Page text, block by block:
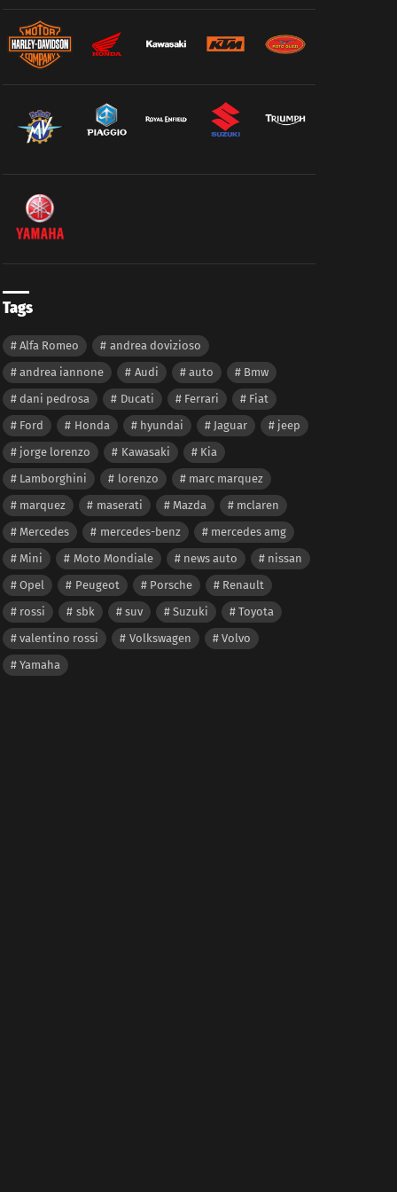
Tags
Alfa Romeo
andrea dovizioso
andrea iannone
Audi auto
Bmw
dani pedrosa
Ducati Ferrari
Fiat
Ford
Honda hyundai Jaguar
jeep
jorge lorenzo
Kawasaki
Kia
Lamborghini
lorenzo
marc marquez
marquez
maserati Mazda
mclaren
Mercedes
mercedes-benz
mercedes amg
Mini
Moto Mondiale news auto
nissan
Opel
Peugeot Porsche
Renault
rossi
sbk suv Suzuki
Toyota
valentino rossi
Volkswagen
Volvo
Yamaha